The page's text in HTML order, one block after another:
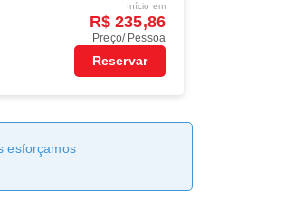
Início em
R$ 235,86
Preço/ Pessoa
Reservar
esforçamos